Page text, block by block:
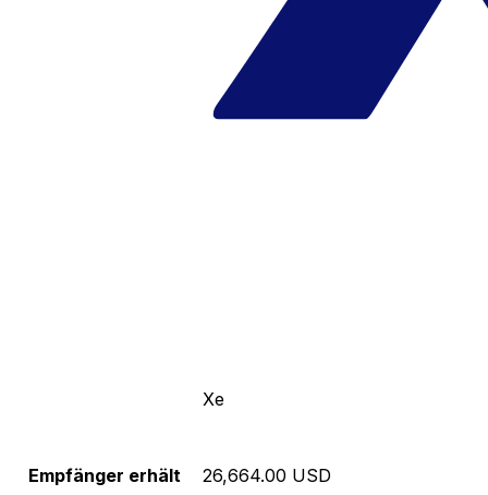
Xe
Empfänger erhält
26,664.00 USD